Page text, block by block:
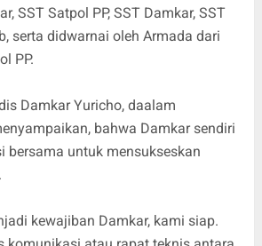
SST Satpol PP, SST Damkar, SST
serta didwarnai oleh Armada dari
PP.
Damkar Yuricho, daalam
bahwa Damkar sendiri
bersama untuk mensukseskan
kewajiban Damkar, kami siap.